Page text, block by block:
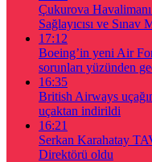
Çukurova
Sağlayıcısı ve
17:12
Boeing’in yeni Air
sorunları yüzünden
16:35
British Airways
uçaktan indirildi
16:21
Serkan Karahatay
Direktörü oldu